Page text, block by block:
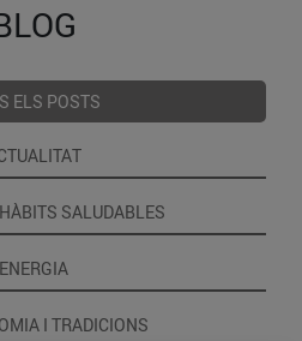
ELS POSTS
SALUDABLES
ENERGIA
I TRADICIONS